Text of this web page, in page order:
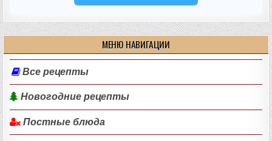
МЕНЮ НАВИГАЦИИ
Все рецепты
Новогодние рецепты
Постные блюда